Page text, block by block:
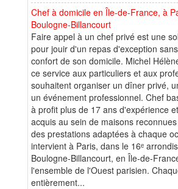
Chef à domicile en Île-de-France, à
Boulogne-Billancourt
Faire appel à un chef privé est une
pour jouir d'un repas d'exception
confort de son domicile. Michel
ce service aux particuliers et aux
souhaitent organiser un dîner privé,
un événement professionnel. Chef
à profit plus de 17 ans d'expérience
acquis au sein de maisons
des prestations adaptées à chaque
intervient à Paris, dans le 16ᵉ
Boulogne-Billancourt, en Île-de-
l'ensemble de l'Ouest parisien.
entièrement...